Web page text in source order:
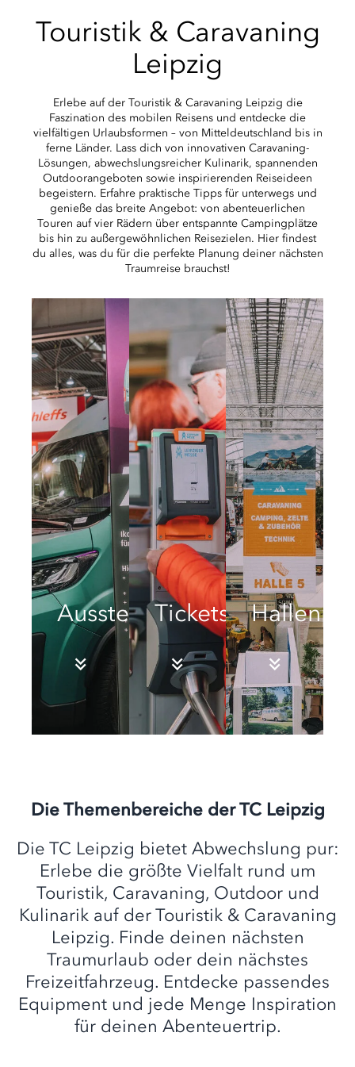
Touristik & Caravaning
Leipzig
Erlebe auf der Touristik & Caravaning Leipzig die
Faszination des mobilen Reisens und entdecke die
vielfältigen Urlaubsformen – von Mitteldeutschland bis in
ferne Länder. Lass dich von innovativen Caravaning-
Lösungen, abwechslungsreicher Kulinarik, spannenden
Outdoorangeboten sowie inspirierenden Reiseideen
begeistern. Erfahre praktische Tipps für unterwegs und
genieße das breite Angebot: von abenteuerlichen
Touren auf vier Rädern über entspannte Campingplätze
bis hin zu außergewöhnlichen Reisezielen. Hier findest
du alles, was du für die perfekte Planung deiner nächsten
Traumreise brauchst!
Ausstellerinfos
Tickets
Die Themenbereiche der TC Leipzig
Die TC Leipzig bietet Abwechslung pur:
Erlebe die größte Vielfalt rund um
Touristik, Caravaning, Outdoor und
Kulinarik auf der Touristik & Caravaning
Leipzig. Finde deinen nächsten
Traumurlaub oder dein nächstes
Freizeitfahrzeug. Entdecke passendes
Equipment und jede Menge Inspiration
für deinen Abenteuertrip.